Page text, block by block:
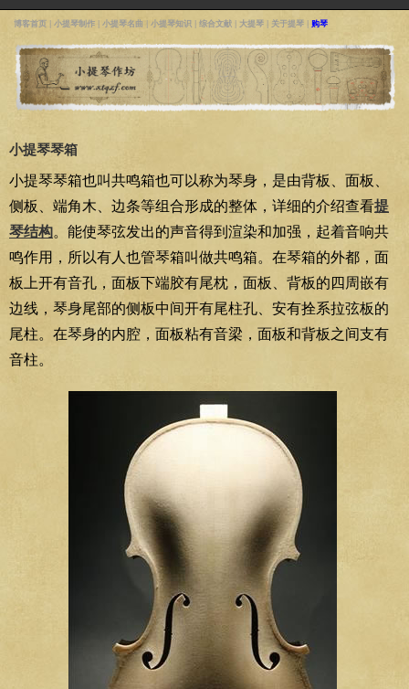
博客首页 小提琴制作 小提琴名曲 小提琴知识 综合文献 大提琴 关于提琴 购琴
小提琴琴箱
小提琴琴箱也叫共鸣箱也可以称为琴身，是由背板、面板、
侧板、端角木、边条等组合形成的整体，详细的介绍查看提
琴结构。能使琴弦发出的声音得到渲染和加强，起着音响共
鸣作用，所以有人也管琴箱叫做共鸣箱。在琴箱的外都，面
板上开有音孔，面板下端胶有尾枕，面板、背板的四周嵌有
边线，琴身尾部的侧板中间开有尾柱孔、安有拴系拉弦板的
尾柱。在琴身的内腔，面板粘有音梁，面板和背板之间支有
音柱。